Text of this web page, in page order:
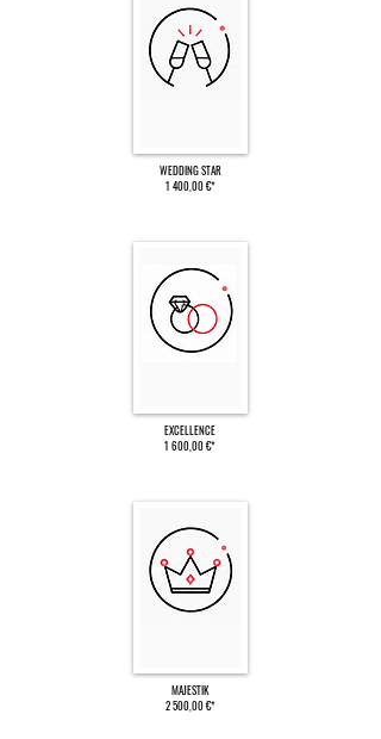
WEDDING STAR
1 400,00 €*
EXCELLENCE
1 600,00 €*
MAJESTIK
2 500,00 €*